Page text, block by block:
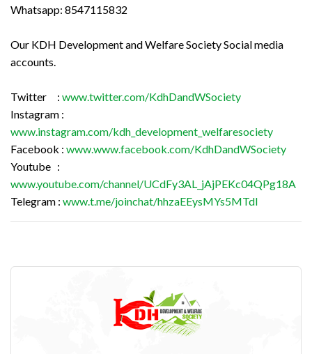
Whatsapp: 8547115832
Our KDH Development and Welfare Society Social media
accounts.
Twitter : www.twitter.com/KdhDandWSociety
Instagram :
www.instagram.com/kdh_development_welfaresociety
Facebook : www.www.facebook.com/KdhDandWSociety
Youtube :
www.youtube.com/channel/UCdFy3AL_jAjPEKc04QPg18A
Telegram : www.t.me/joinchat/hhzaEEysMYs5MTdl